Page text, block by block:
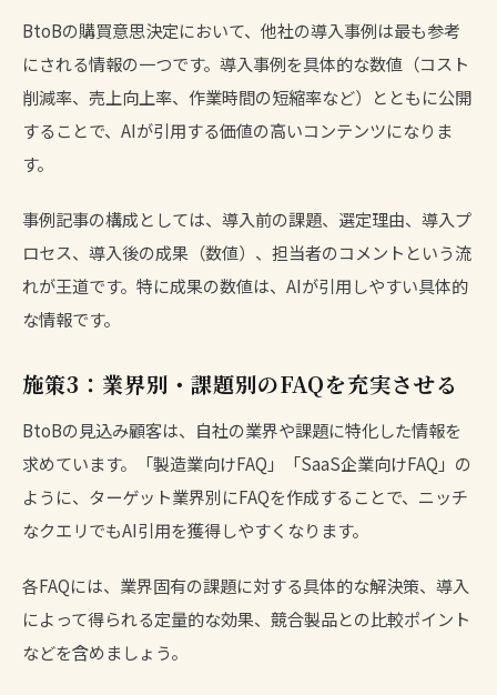
BtoBの購買意思決定において、他社の導入事例は最も参考
にされる情報の一つです。導入事例を具体的な数値（コスト
削減率、売上向上率、作業時間の短縮率など）とともに公開
することで、AIが引用する価値の高いコンテンツになりま
す。
事例記事の構成としては、導入前の課題、選定理由、導入プ
ロセス、導入後の成果（数値）、担当者のコメントという流
れが王道です。特に成果の数値は、AIが引用しやすい具体的
な情報です。
施策3：業界別・課題別のFAQを充実させる
BtoBの見込み顧客は、自社の業界や課題に特化した情報を
求めています。「製造業向けFAQ」「SaaS企業向けFAQ」の
ように、ターゲット業界別にFAQを作成することで、ニッチ
なクエリでもAI引用を獲得しやすくなります。
各FAQには、業界固有の課題に対する具体的な解決策、導入
によって得られる定量的な効果、競合製品との比較ポイント
などを含めましょう。